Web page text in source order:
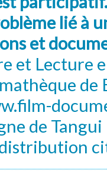
lié à
et
et Lecture
de
de